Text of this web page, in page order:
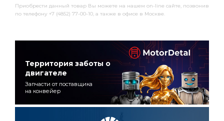
Приобрести данный товар Вы можете на нашем on-line сайте, позвонив
по телефону +7 (4852) 77-00-10, а также в офисе в Москве.
Территория заботы о
двигателе
Запчасти от поставщика
на конвейер